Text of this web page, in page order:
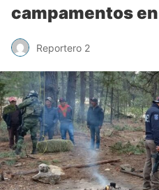
campamentos
Reportero 2